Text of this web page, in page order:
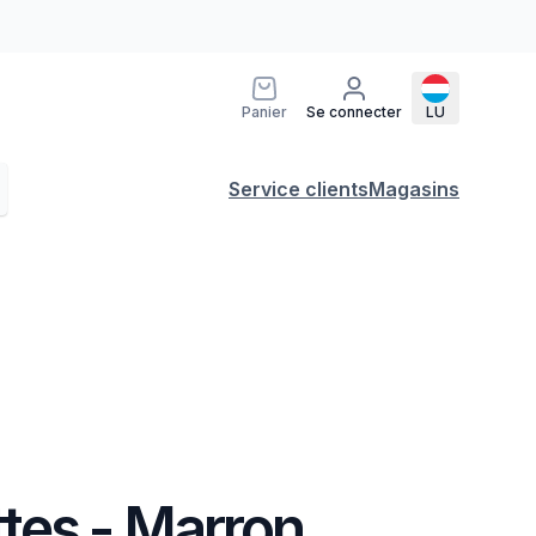
Panier Se connecter LU
Service clientsMagasins